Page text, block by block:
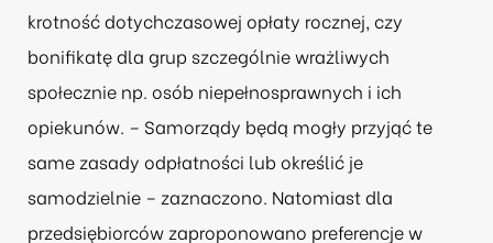
krotność dotychczasowej opłaty rocznej, czy
bonifikatę dla grup szczególnie wrażliwych
społecznie np. osób niepełnosprawnych i ich
opiekunów. – Samorządy będą mogły przyjąć te
same zasady odpłatności lub określić je
samodzielnie – zaznaczono. Natomiast dla
przedsiębiorców zaproponowano preferencje w